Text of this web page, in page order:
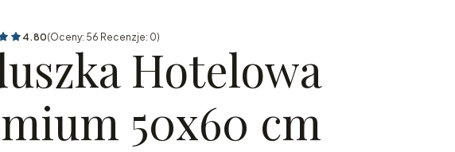
4.80(Oceny: 56 Recenzje: 0)
Przejdź do sekcji OpinieHotelowa
50x60 cm